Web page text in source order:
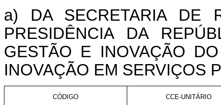
a) DA SECRETARIA DE
PRESIDÊNCIA DA
GESTÃO E INOVAÇÃO
INOVAÇÃO EM SERVIÇOS
CÓDIGO CCE-UNITÁRIO